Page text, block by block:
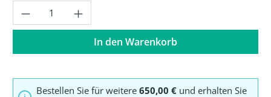
Produkt Anzahl: Gib den gewünschten
In den Warenkorb
Bestellen Sie für weitere 650,00 € und erhalten Sie